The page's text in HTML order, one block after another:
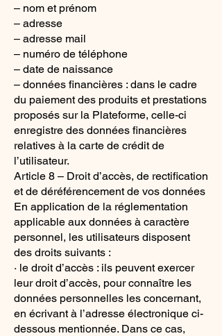
– nom et prénom
– adresse
– adresse mail
– numéro de téléphone
– date de naissance
– données financières : dans le cadre
du paiement des produits et prestations
proposés sur la Plateforme, celle-ci
enregistre des données financières
relatives à la carte de crédit de
l’utilisateur.
Article 8 – Droit d’accès, de rectification
et de déréférencement de vos données
En application de la réglementation
applicable aux données à caractère
personnel, les utilisateurs disposent
des droits suivants :
· le droit d’accès : ils peuvent exercer
leur droit d’accès, pour connaître les
données personnelles les concernant,
en écrivant à l’adresse électronique ci-
dessous mentionnée. Dans ce cas,